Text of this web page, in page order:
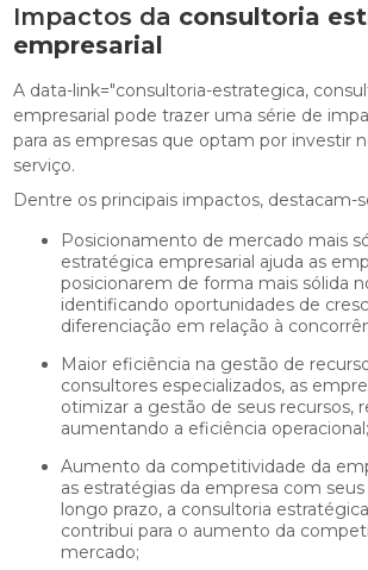
Impactos da consultoria
empresarial
A data-link="consultoria-estrategica,
empresarial pode trazer uma série de
para as empresas que optam por investir
serviço.
Dentre os principais impactos, destacam-
Posicionamento de mercado mais sólido: A consultoria
estratégica empresarial ajuda as
posicionarem de forma mais sólida
identificando oportunidades de
diferenciação em relação à
Maior eficiência na gestão de recursos: Com a ajuda de
consultores especializados, as
otimizar a gestão de seus recursos,
aumentando a eficiência operacional;
Aumento da competitividade da empresa : Ao alinhar
as estratégias da empresa com
longo prazo, a consultoria
contribui para o aumento da
mercado;